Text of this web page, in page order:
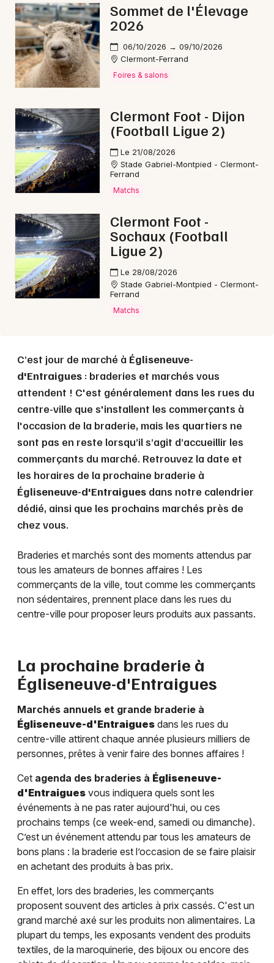
Magazine dans le Puy-de-Dôme
63 - Puy-de-Dôme
Choisir mes départements
Je m'abonne
Sommet de l'Élevage
2026
06/10/2026 → 09/10/2026
Clermont-Ferrand
Foires & salons
Clermont Foot - Dijon
(Football Ligue 2)
Le 21/08/2026
Stade Gabriel-Montpied - Clermont-
Ferrand
Matchs
Clermont Foot -
Sochaux (Football
Ligue 2)
Le 28/08/2026
Stade Gabriel-Montpied - Clermont-
Ferrand
Matchs
C’est jour de marché à Égliseneuve-
d'Entraigues : braderies et marchés vous
attendent ! C'est généralement dans les rues du
centre-ville que s'installent les commerçants à
l'occasion de la braderie, mais les quartiers ne
sont pas en reste lorsqu’il s’agit d’accueillir les
commerçants du marché. Retrouvez la date et
les horaires de la prochaine braderie à
Égliseneuve-d'Entraigues dans notre calendrier
dédié, ainsi que les prochains marchés près de
chez vous.
Braderies et marchés sont des moments attendus par
tous les amateurs de bonnes affaires ! Les
commerçants de la ville, tout comme les commerçants
non sédentaires, prennent place dans les rues du
centre-ville pour proposer leurs produits aux passants.
La prochaine braderie à
Égliseneuve-d'Entraigues
Marchés annuels et grande braderie à
Égliseneuve-d'Entraigues dans les rues du
centre-ville attirent chaque année plusieurs milliers de
personnes, prêtes à venir faire des bonnes affaires !
Cet agenda des braderies à Égliseneuve-
d'Entraigues vous indiquera quels sont les
événements à ne pas rater aujourd'hui, ou ces
prochains temps (ce week-end, samedi ou dimanche).
C’est un événement attendu par tous les amateurs de
bons plans : la braderie est l’occasion de se faire plaisir
en achetant des produits à bas prix.
En effet, lors des braderies, les commerçants
proposent souvent des articles à prix cassés. C'est un
grand marché axé sur les produits non alimentaires. La
plupart du temps, les exposants vendent des produits
textiles, de la maroquinerie, des bijoux ou encore des